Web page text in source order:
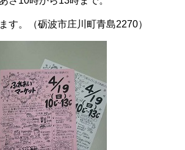
す。（砺波市庄川町青島2270）